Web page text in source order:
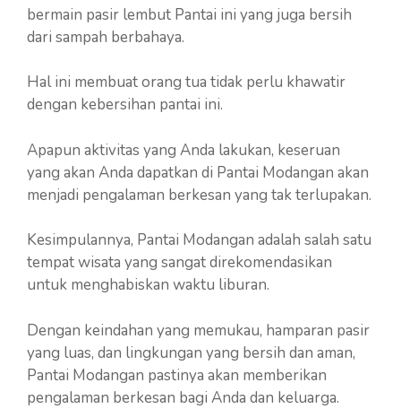
bermain pasir lembut Pantai ini yang juga bersih
dari sampah berbahaya.
Hal ini membuat orang tua tidak perlu khawatir
dengan kebersihan pantai ini.
Apapun aktivitas yang Anda lakukan, keseruan
yang akan Anda dapatkan di Pantai Modangan akan
menjadi pengalaman berkesan yang tak terlupakan.
Kesimpulannya, Pantai Modangan adalah salah satu
tempat wisata yang sangat direkomendasikan
untuk menghabiskan waktu liburan.
Dengan keindahan yang memukau, hamparan pasir
yang luas, dan lingkungan yang bersih dan aman,
Pantai Modangan pastinya akan memberikan
pengalaman berkesan bagi Anda dan keluarga.